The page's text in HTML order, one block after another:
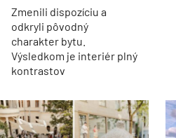
Zmenili dispozíciu a
odkryli pôvodný
charakter bytu.
Výsledkom je interiér plný
kontrastov